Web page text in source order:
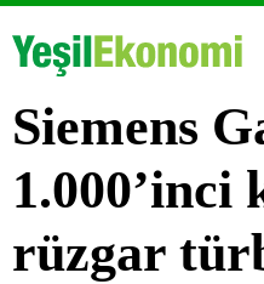
Siemens
1.000’inci
rüzgar